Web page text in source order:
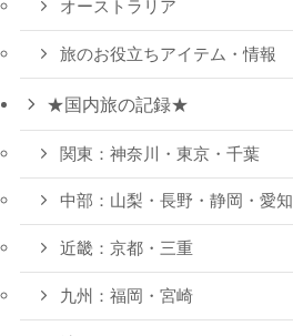
オーストラリア
旅のお役立ちアイテム・情報
★国内旅の記録★
関東：神奈川・東京・千葉
中部：山梨・長野・静岡・愛知
近畿：京都・三重
九州：福岡・宮崎